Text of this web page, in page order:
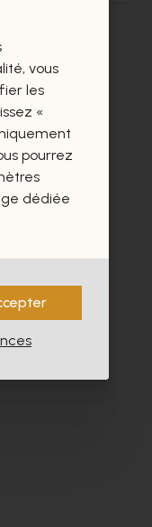
vous
les
«
pourrez
dédiée